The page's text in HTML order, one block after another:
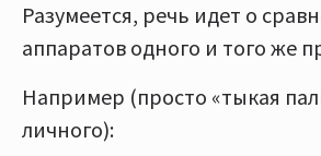
Разумеется, речь идет о
аппаратов одного и того же
Например (просто «тыкая
личного):